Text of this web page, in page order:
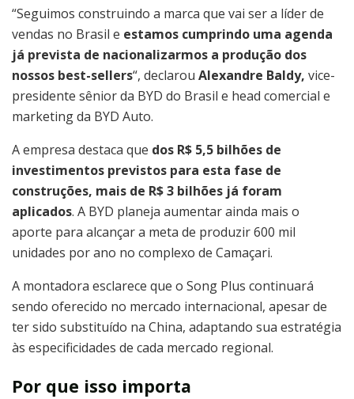
“Seguimos construindo a marca que vai ser a líder de
vendas no Brasil e estamos cumprindo uma agenda
já prevista de nacionalizarmos a produção dos
nossos best-sellers“, declarou Alexandre Baldy, vice-
presidente sênior da BYD do Brasil e head comercial e
marketing da BYD Auto.
A empresa destaca que dos R$ 5,5 bilhões de
investimentos previstos para esta fase de
construções, mais de R$ 3 bilhões já foram
aplicados. A BYD planeja aumentar ainda mais o
aporte para alcançar a meta de produzir 600 mil
unidades por ano no complexo de Camaçari.
A montadora esclarece que o Song Plus continuará
sendo oferecido no mercado internacional, apesar de
ter sido substituído na China, adaptando sua estratégia
às especificidades de cada mercado regional.
Por que isso importa